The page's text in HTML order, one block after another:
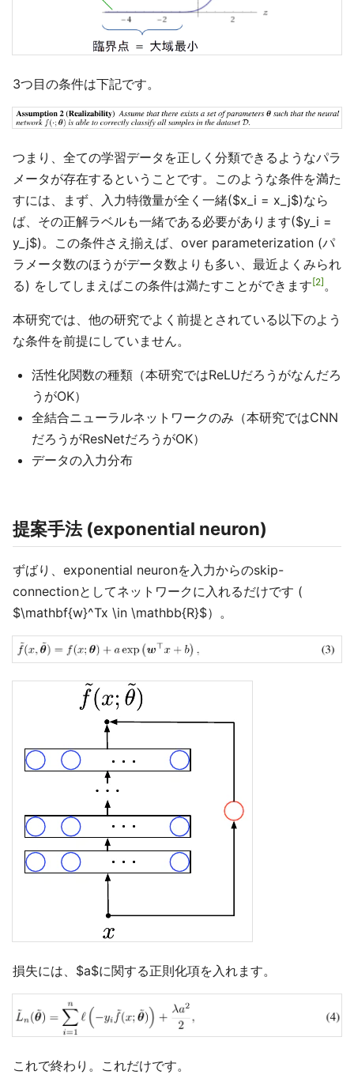
3つ目の条件は下記です。
つまり、全ての学習データを正しく分類できるようなパラ
メータが存在するということです。このような条件を満た
すには、まず、入力特徴量が全く一緒($x_i = x_j$)なら
ば、その正解ラベルも一緒である必要があります($y_i =
y_j$)。この条件さえ揃えば、over parameterization (パ
ラメータ数のほうがデータ数よりも多い、最近よくみられ
る) をしてしまえばこの条件は満たすことができます 2 。
本研究では、他の研究でよく前提とされている以下のよう
な条件を前提にしていません。
活性化関数の種類（本研究ではReLUだろうがなんだろ
うがOK）
全結合ニューラルネットワークのみ（本研究ではCNN
だろうがResNetだろうがOK）
データの入力分布
提案手法 (exponential neuron)
ずばり、exponential neuronを入力からのskip-
connectionとしてネットワークに入れるだけです (
$\mathbf{w}^Tx \in \mathbb{R}$）。
損失には、$a$に関する正則化項を入れます。
これで終わり。これだけです。